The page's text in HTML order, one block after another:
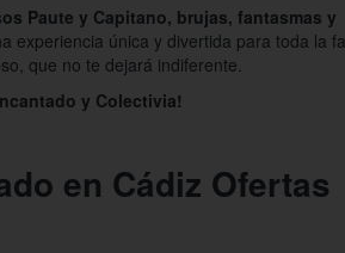
Paute y Capitano, brujas, fantasmas y
experiencia única y divertida para toda la
que no te dejará indiferente.
y Colectivia!
en Cádiz Ofertas